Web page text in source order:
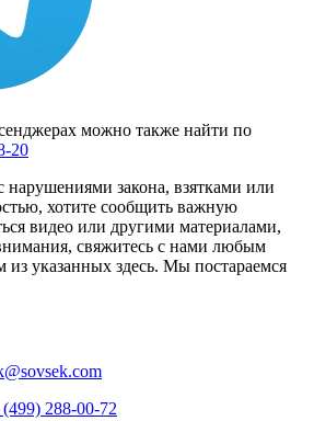
можно также найти по
20
нарушениями закона, взятками или
хотите сообщить важную
видео или другими материалами,
свяжитесь с нами любым
указанных здесь. Мы постараемся
288-00-72